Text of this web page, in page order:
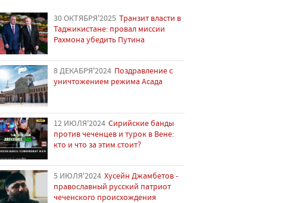
30 ОКТЯБРЯ'2025 Транзит власти в
Таджикистане: провал миссии
Рахмона убедить Путина
8 ДЕКАБРЯ'2024 Поздравление с
уничтожением режима Асада
12 ИЮЛЯ'2024 Сирийские банды
против чеченцев и турок в Вене:
кто и что за этим стоит?
5 ИЮЛЯ'2024 Хусейн Джамбетов -
православный русский патриот
чеченского происхождения